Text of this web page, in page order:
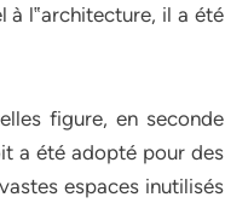
à l‟architecture, il a été
figure, en seconde
a été adopté pour des
espaces inutilisés